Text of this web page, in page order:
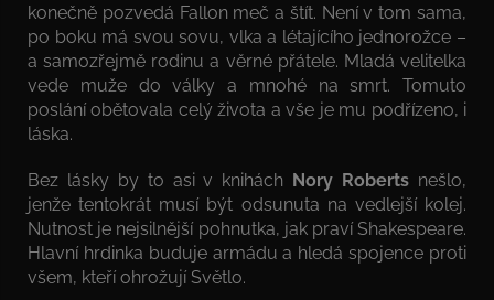
konečně pozvedá Fallon meč a štít. Není v tom sama,
po boku má svou sovu, vlka a létajícího jednorožce –
a samozřejmě rodinu a věrné přátele. Mladá velitelka
vede muže do války a mnohé na smrt. Tomuto
poslání obětovala celý života a vše je mu podřízeno, i
láska.
Bez lásky by to asi v knihách Nory Roberts nešlo,
jenže tentokrát musí být odsunuta na vedlejší kolej.
Nutnost je nejsilnější pohnutka, jak praví Shakespeare.
Hlavní hrdinka buduje armádu a hledá spojence proti
všem, kteří ohrožují Světlo.